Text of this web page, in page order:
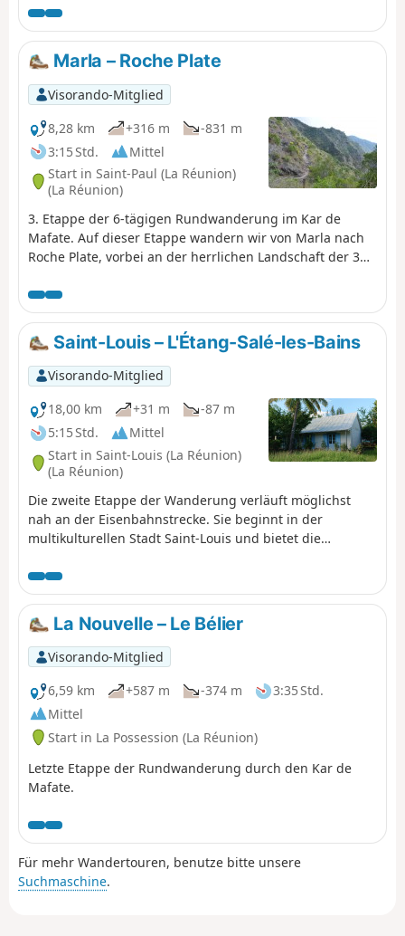
Marla – Roche Plate
Visorando-Mitglied
8,28 km
+316 m
-831 m
3:15 Std.
Mittel
Start in Saint-Paul (La Réunion)
(La Réunion)
3. Etappe der 6-tägigen Rundwanderung im Kar de
Mafate. Auf dieser Etappe wandern wir von Marla nach
Roche Plate, vorbei an der herrlichen Landschaft der 3
einer beeindruckenden Gletscherspalte. Die Stätte Roche
Plate befindet sich direkt unterhalb des Aussichtspunkts
Maïdo.Saint-Louis – L'Étang-Salé-les-Bains
Visorando-Mitglied
18,00 km
+31 m
-87 m
5:15 Std.
Mittel
Start in Saint-Louis (La Réunion)
(La Réunion)
Die zweite Etappe der Wanderung verläuft möglichst
nah an der Eisenbahnstrecke. Sie beginnt in der
multikulturellen Stadt Saint-Louis und bietet die
sehen. Anschließend führt sie durch den Wald von
Étang-Salé, wobei sie möglichst nah an der Hauptstrecke
der Eisenbahn verläuft, bevor sie das beschauliche
Küstendorf Étang-Salé les Bains erreicht. Natürlich
werden Sie auf einige Überreste der Eisenbahnstrecke
stoßen.
La Nouvelle – Le Bélier
Visorando-Mitglied
6,59 km
+587 m -374 m
3:35 Std.
Mittel
Start in La Possession (La Réunion)
Letzte Etappe der Rundwanderung durch den Kar de
Mafate.
Für mehr Wandertouren, benutze bitte unsere
Suchmaschine.